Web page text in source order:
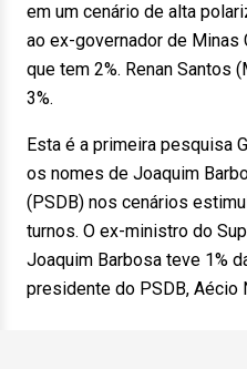
em um cenário de alta
ao ex-governador de Minas
que tem 2%. Renan Santos
3%.
Esta é a primeira pesquisa
os nomes de Joaquim
(PSDB) nos cenários
turnos. O ex-ministro do
Joaquim Barbosa teve 1%
presidente do PSDB, Aécio